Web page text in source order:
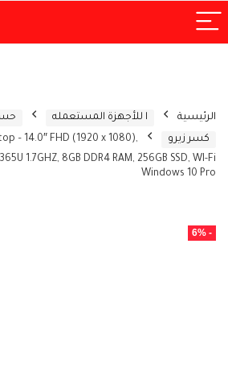
الرئيسية ا للأجهزة المستعمله
كسر زيرو
– 14.0″ FHD (1920 x 1080),
1.7GHZ, 8GB DDR4 RAM, 256GB SSD, WI-Fi
Windows 10 Pro
- 6%